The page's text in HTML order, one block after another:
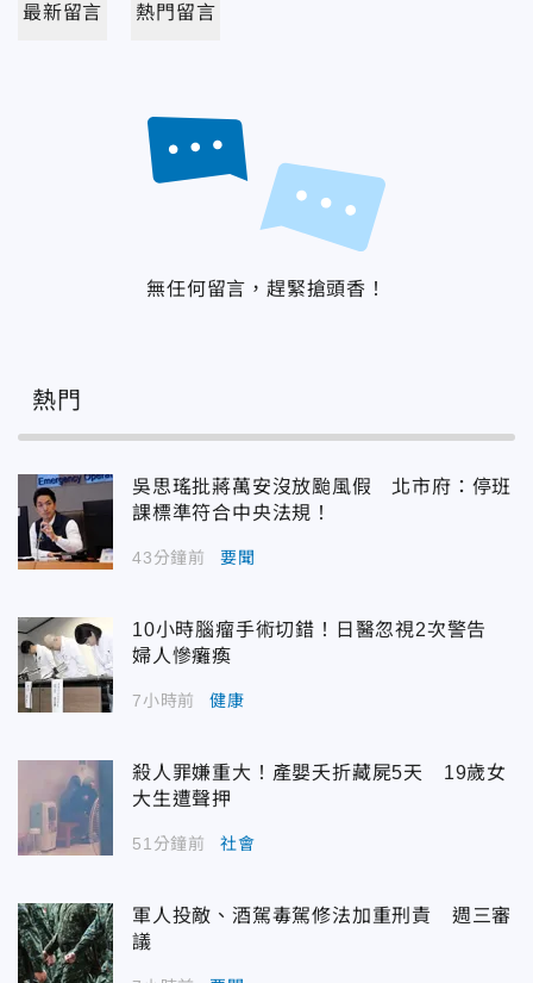
最新留言 熱門留言
無任何留言，趕緊搶頭香！
熱門
吳思瑤批蔣萬安沒放颱風假 北市府：停班
課標準符合中央法規！
43分鐘前 要聞
10小時腦瘤手術切錯！日醫忽視2次警告
婦人慘癱瘓
7小時前 健康
殺人罪嫌重大！產嬰夭折藏屍5天 19歲女
大生遭聲押
51分鐘前 社會
軍人投敵、酒駕毒駕修法加重刑責 週三審
議